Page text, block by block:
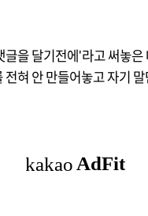
글을 달기전에 '라고 써놓은
전혀 안 만들어놓고 자기